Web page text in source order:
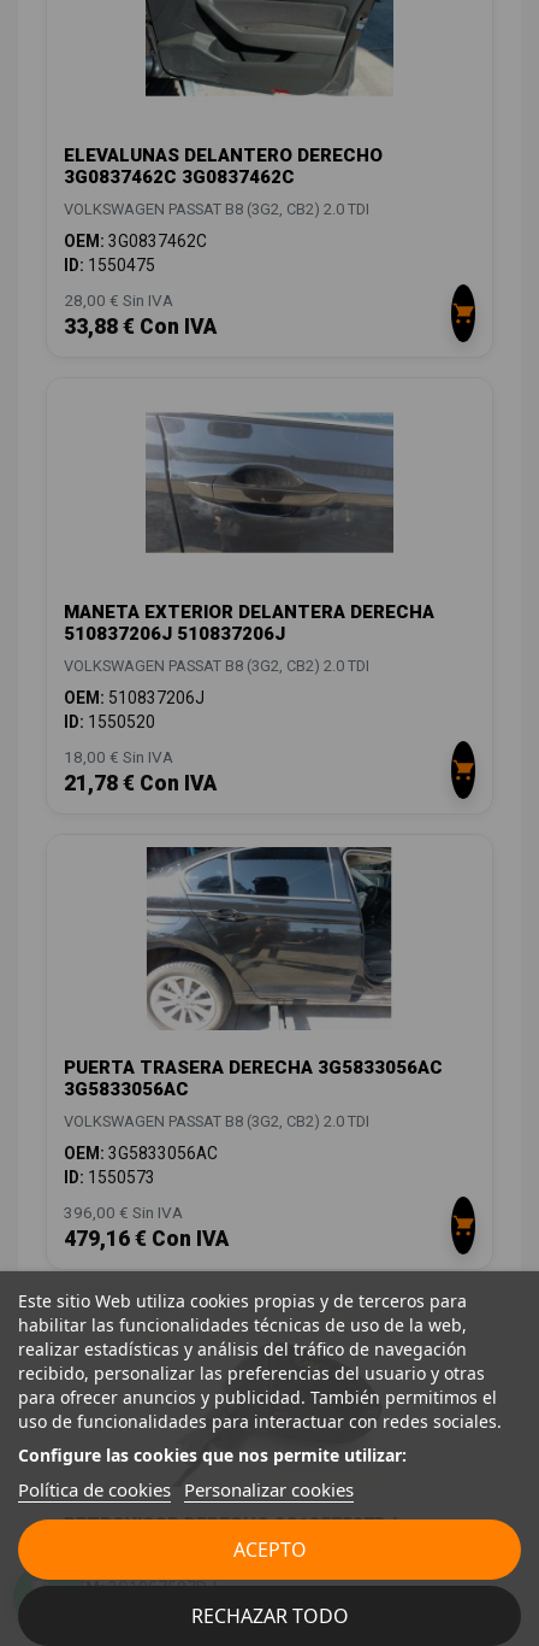
ELEVALUNAS DELANTERO DERECHO
3G0837462C 3G0837462C
VOLKSWAGEN PASSAT B8 (3G2, CB2) 2.0 TDI
OEM: 3G0837462C
ID: 1550475
28,00 € Sin IVA
33,88 € Con IVA
MANETA EXTERIOR DELANTERA DERECHA
510837206J 510837206J
VOLKSWAGEN PASSAT B8 (3G2, CB2) 2.0 TDI
OEM: 510837206J
ID: 1550520
18,00 € Sin IVA
21,78 € Con IVA
PUERTA TRASERA DERECHA 3G5833056AC
3G5833056AC
VOLKSWAGEN PASSAT B8 (3G2, CB2) 2.0 TDI
OEM: 3G5833056AC
ID: 1550573
396,00 € Sin IVA
479,16 € Con IVA
RETROVISOR DERECHO 3G1857507DJ
VOLKSWAGEN PASSAT B8 (3G2, CB2) 2.0 TDI
OEM:3G1857507DJ
Este sitio Web utiliza cookies propias y de terceros para
habilitar las funcionalidades técnicas de uso de la web,
realizar estadísticas y análisis del tráfico de navegación
recibido, personalizar las preferencias del usuario y otras
para ofrecer anuncios y publicidad. También permitimos el
uso de funcionalidades para interactuar con redes sociales.
Configure las cookies que nos permite utilizar:
Política de cookies Personalizar cookies
RECHAZAR TODO
ACEPTO